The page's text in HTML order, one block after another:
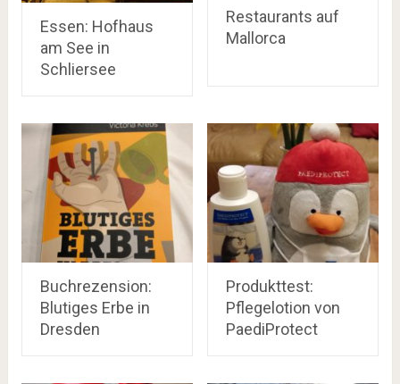
Essen: Hofhaus
am See in
Schliersee
Restaurants auf
Mallorca
Buchrezension:
Blutiges Erbe in
Dresden
Produkttest:
Pflegelotion von
PaediProtect